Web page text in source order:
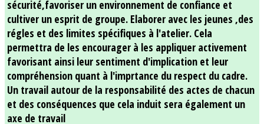
sécurité,favoriser un environnement de confiance et
cultiver un esprit de groupe. Elaborer avec les jeunes ,des
régles et des limites spécifiques à l'atelier. Cela
permettra de les encourager à les appliquer activement
favorisant ainsi leur sentiment d'implication et leur
compréhension quant à l'imprtance du respect du cadre.
Un travail autour de la responsabilité des actes de chacun
et des conséquences que cela induit sera également un
axe de travail